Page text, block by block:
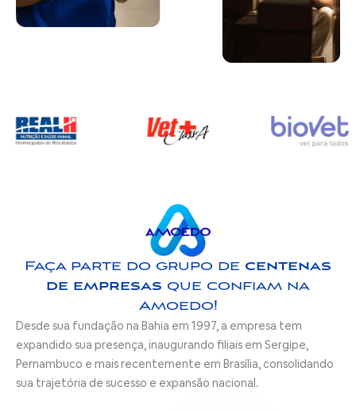
Faça parte do grupo de centenas
de empresas que confiam na
Amoedo!
Desde sua fundação na Bahia em 1997, a empresa tem
expandido sua presença, inaugurando filiais em Sergipe,
Pernambuco e mais recentemente em Brasília, consolidando
sua trajetória de sucesso e expansão nacional.